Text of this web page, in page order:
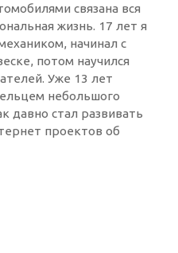
связана вся
жизнь. 17 лет я
начинал с
потом научился
Уже 13 лет
небольшого
давно стал развивать
проектов об